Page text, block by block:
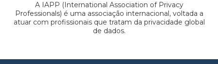
A IAPP (International Association of Privacy
Professionals) é uma associação internacional, voltada a
atuar com profissionais que tratam da privacidade global
de dados.